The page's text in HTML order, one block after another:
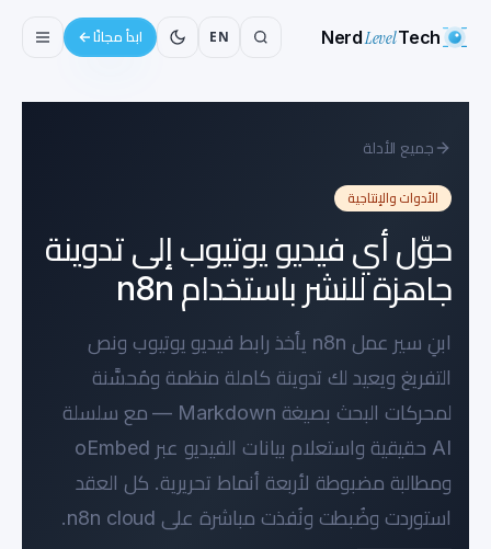
NerdLevelTech
EN ابدأ مجانًا
جميع الأدلة
الأدوات والإنتاجية
حوّل أي فيديو يوتيوب إلى تدوينة
جاهزة للنشر باستخدام n8n
ابنِ سير عمل n8n يأخذ رابط فيديو يوتيوب ونص
التفريغ ويعيد لك تدوينة كاملة منظمة ومُحسَّنة
لمحركات البحث بصيغة Markdown — مع سلسلة
AI حقيقية واستعلام بيانات الفيديو عبر oEmbed
ومطالبة مضبوطة لأربعة أنماط تحريرية. كل العقد
استوردت وضُبطت ونُفذت مباشرة على n8n cloud.